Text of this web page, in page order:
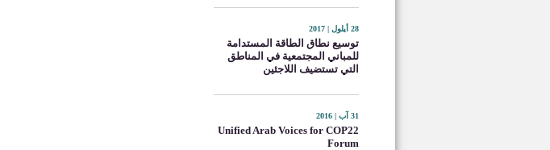
28 أيلول | 2017
توسيع نطاق الطاقة المستدامة
للمباني المجتمعية في المناطق
التي تستضيف اللاجئين
31 آب | 2016
Unified Arab Voices for COP22
Forum